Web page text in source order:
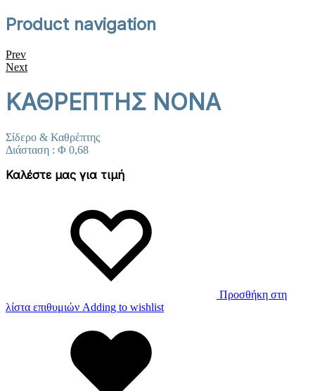
Product navigation
Prev
Next
ΚΑΘΡΕΠΤΗΣ ΝΟΝΑ
Σίδερο & Καθρέπτης
Διάσταση : Φ 0,68
Καλέστε μας για τιμή
Προσθήκη στη
λίστα επιθυμιών Adding to wishlist